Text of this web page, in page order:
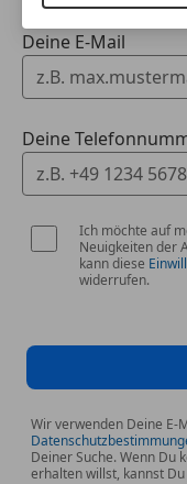
Innenspiegel
Schaltwippen
Sommerreifen
Sportpaket
Sprachsteuerung
Deine E-Mail
Deine
Ich möchte auf
Neuigkeiten der
kann diese
widerrufen.
Wir verwenden Deine E-
Deiner Suche. Wenn Du
erhalten willst, kannst